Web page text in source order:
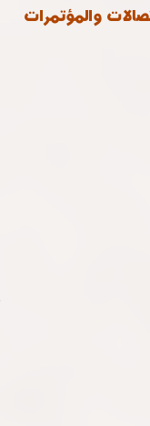
والمؤتمرات